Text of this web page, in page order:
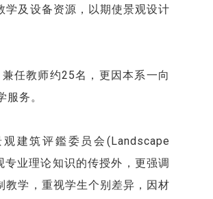
及设备资源，以期使景观设计
任教师约25名，更因本系一向
务。
建筑评鑑委员会(Landscape
业理论知识的传授外，更强调
学，重视学生个别差异，因材